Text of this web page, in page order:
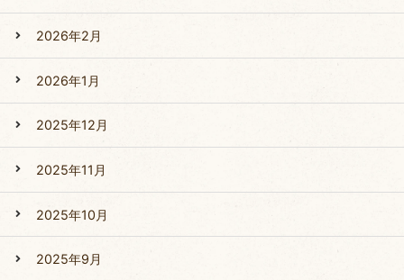
2026年2月
2026年1月
2025年12月
2025年11月
2025年10月
2025年9月